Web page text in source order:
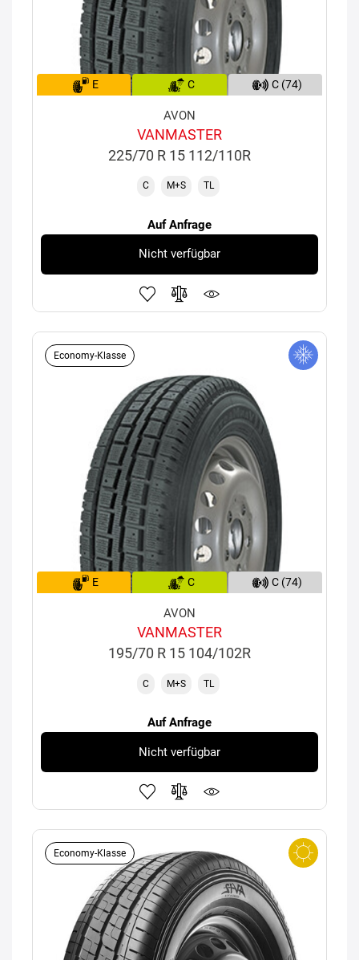
E C C (74)
AVON
VANMASTER
225/70 R 15 112/110R
C M+S TL
Auf Anfrage
Nicht verfügbar
Economy-Klasse
E C C (74)
AVON
VANMASTER
195/70 R 15 104/102R
C M+S TL
Auf Anfrage
Nicht verfügbar
Economy-Klasse